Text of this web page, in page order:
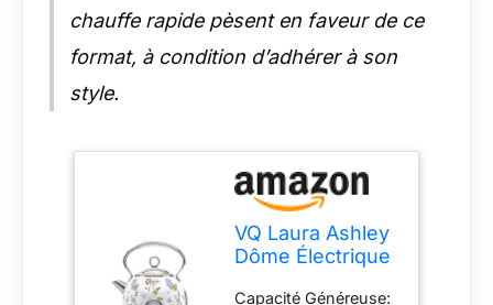
réalisée à la main par
Laura Ashley et
bénéficie également
tranquillité d'esprit
chauffe rapide pèsent en faveur de ce
format, à condition d’adhérer à son
style.
VQ Laura Ashley
Dôme Électrique
Capacité Généreuse: